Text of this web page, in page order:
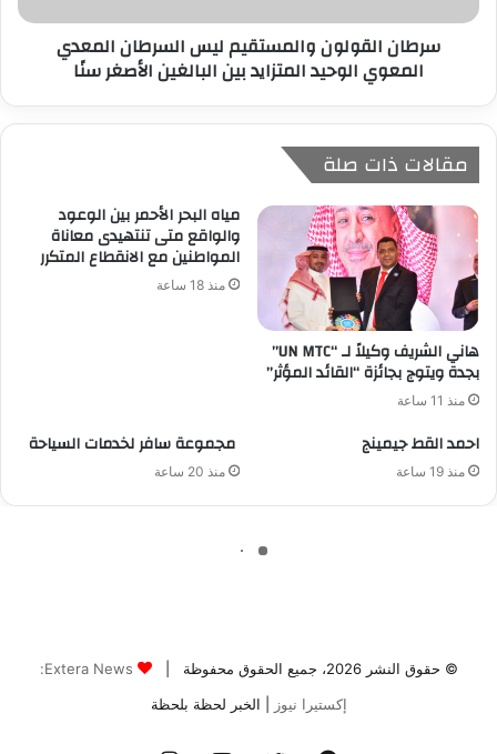
© حقوق النشر 2026، جميع الحقوق محفوظة |
Extera News:
إكستيرا نيوز
| الخبر لحظة بلحظة